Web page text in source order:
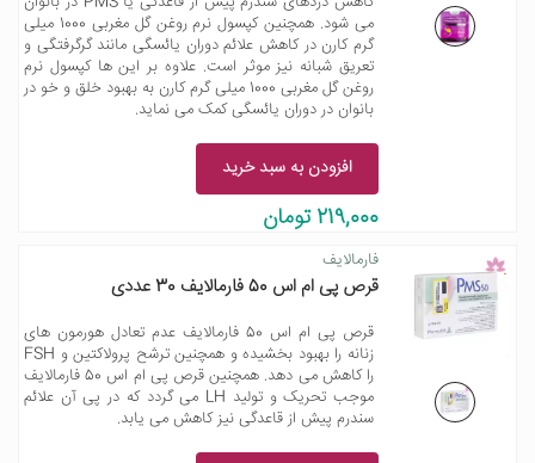
می شود. همچنین کپسول نرم روغن گل مغربی 1000 میلی
گرم کارن در کاهش علائم دوران یائسگی مانند گرگرفتگی و
تعریق شبانه نیز موثر است. علاوه بر این ها کپسول نرم
روغن گل مغربی 1000 میلی گرم کارن به بهبود خلق و خو در
بانوان در دوران یائسگی کمک می نماید.
افزودن به سبد خرید
219,000 تومان
فارمالایف
قرص پی ام اس 50 فارمالایف 30 عددی
قرص پی ام اس 50 فارمالایف عدم تعادل هورمون های
زنانه را بهبود بخشیده و همچنین ترشح پرولاکتین و FSH
را کاهش می دهد. همچنین قرص پی ام اس 50 فارمالایف
موجب تحریک و تولید LH می گردد که در پی آن علائم
سندرم پیش از قاعدگی نیز کاهش می یابد.